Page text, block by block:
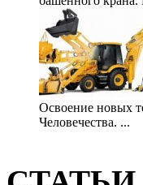
Освоение новых
Человечества. ...